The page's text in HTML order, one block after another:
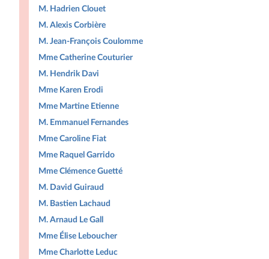
M. Hadrien Clouet
M. Alexis Corbière
M. Jean-François Coulomme
Mme Catherine Couturier
M. Hendrik Davi
Mme Karen Erodi
Mme Martine Etienne
M. Emmanuel Fernandes
Mme Caroline Fiat
Mme Raquel Garrido
Mme Clémence Guetté
M. David Guiraud
M. Bastien Lachaud
M. Arnaud Le Gall
Mme Élise Leboucher
Mme Charlotte Leduc